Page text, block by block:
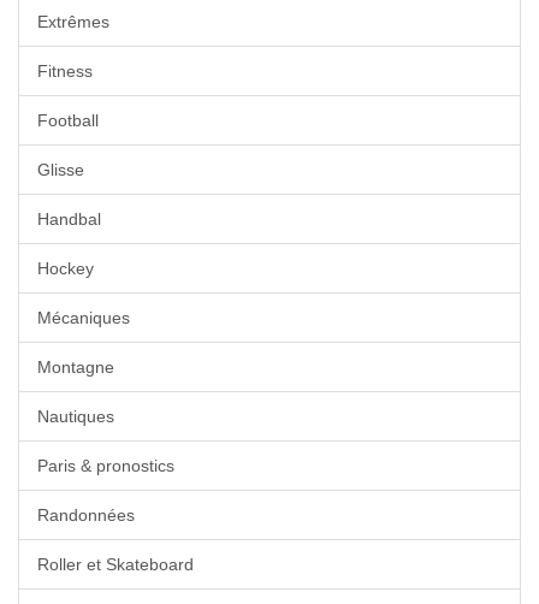
Extrêmes
Fitness
Football
Glisse
Handbal
Hockey
Mécaniques
Montagne
Nautiques
Paris & pronostics
Randonnées
Roller et Skateboard